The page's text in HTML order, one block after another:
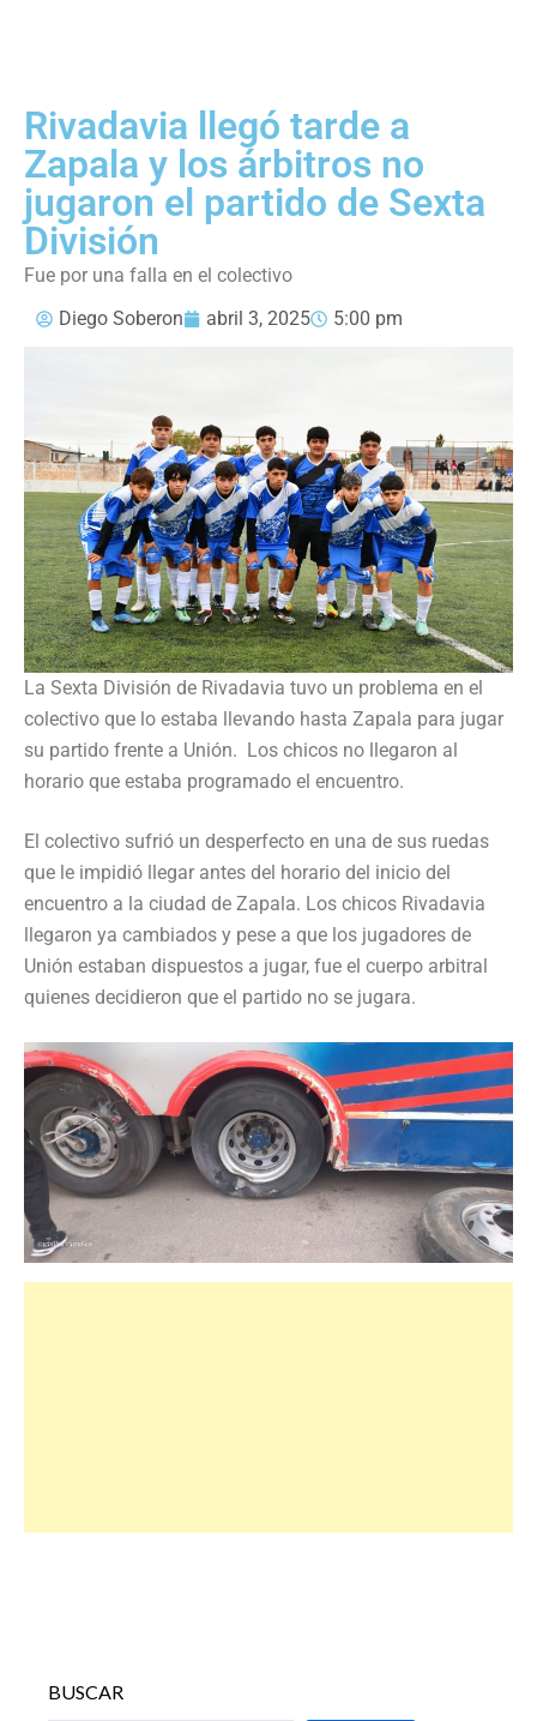
Rivadavia llegó tarde a
Zapala y los árbitros no
jugaron el partido de Sexta
División
Fue por una falla en el colectivo
Diego Soberon
abril 3, 2025 5:00 pm
La Sexta División de Rivadavia tuvo un problema en el
colectivo que lo estaba llevando hasta Zapala para jugar
su partido frente a Unión. Los chicos no llegaron al
horario que estaba programado el encuentro.
El colectivo sufrió un desperfecto en una de sus ruedas
que le impidió llegar antes del horario del inicio del
encuentro a la ciudad de Zapala. Los chicos Rivadavia
llegaron ya cambiados y pese a que los jugadores de
Unión estaban dispuestos a jugar, fue el cuerpo arbitral
quienes decidieron que el partido no se jugara.
BUSCAR